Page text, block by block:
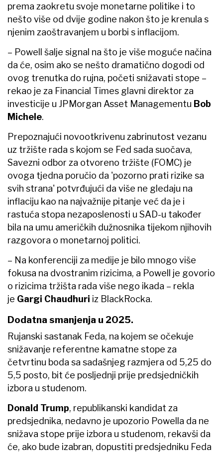
prema zaokretu svoje monetarne politike i to
nešto više od dvije godine nakon što je krenula s
njenim zaoštravanjem u borbi s inflacijom.
– Powell šalje signal na što je više moguće načina
da će, osim ako se nešto dramatično dogodi od
ovog trenutka do rujna, početi snižavati stope –
rekao je za Financial Times glavni direktor za
investicije u JPMorgan Asset Managementu Bob
Michele.
Prepoznajući novootkrivenu zabrinutost vezanu
uz tržište rada s kojom se Fed sada suočava,
Savezni odbor za otvoreno tržište (FOMC) je
ovoga tjedna poručio da 'pozorno prati rizike sa
svih strana' potvrđujući da više ne gledaju na
inflaciju kao na najvažnije pitanje već da je i
rastuća stopa nezaposlenosti u SAD-u također
bila na umu američkih dužnosnika tijekom njihovih
razgovora o monetarnoj politici.
– Na konferenciji za medije je bilo mnogo više
fokusa na dvostranim rizicima, a Powell je govorio
o rizicima tržišta rada više nego ikada – rekla
je Gargi Chaudhuri iz BlackRocka.
Dodatna smanjenja u 2025.
Rujanski sastanak Feda, na kojem se očekuje
snižavanje referentne kamatne stope za
četvrtinu boda sa sadašnjeg razmjera od 5,25 do
5,5 posto, bit će posljednji prije predsjedničkih
izbora u studenom.
Donald Trump, republikanski kandidat za
predsjednika, nedavno je upozorio Powella da ne
snižava stope prije izbora u studenom, rekavši da
će, ako bude izabran, dopustiti predsjedniku Feda